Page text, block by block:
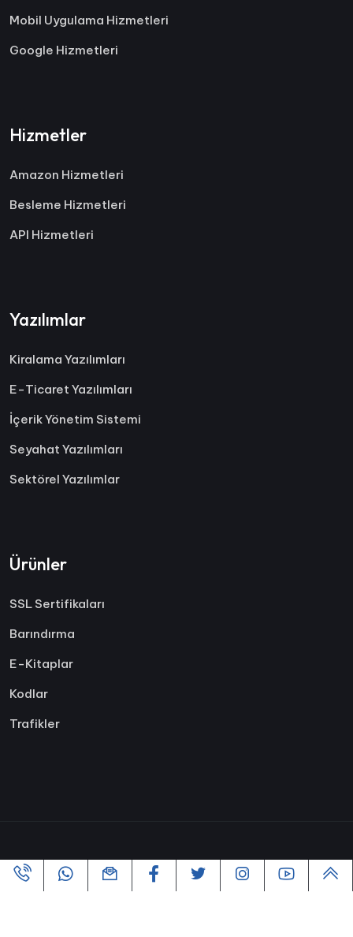
Mobil Uygulama Hizmetleri
Google Hizmetleri
Hizmetler
Amazon Hizmetleri
Besleme Hizmetleri
API Hizmetleri
Yazılımlar
Kiralama Yazılımları
E-Ticaret Yazılımları
İçerik Yönetim Sistemi
Seyahat Yazılımları
Sektörel Yazılımlar
Ürünler
SSL Sertifikaları
Barındırma
E-Kitaplar
Kodlar
Trafikler
Copyright ©2005-2026 Tüm hakları Saklıdır | Powered By